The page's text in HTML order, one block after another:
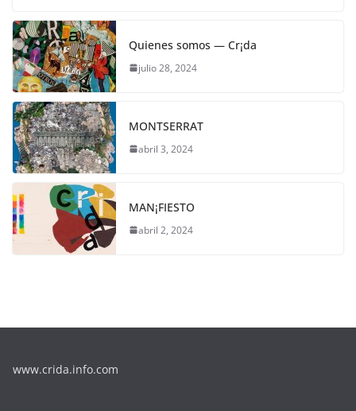
Quienes somos — Cr¡da
julio 28, 2024
MONTSERRAT
abril 3, 2024
MAN¡FIESTO
abril 2, 2024
www.crida.info.com